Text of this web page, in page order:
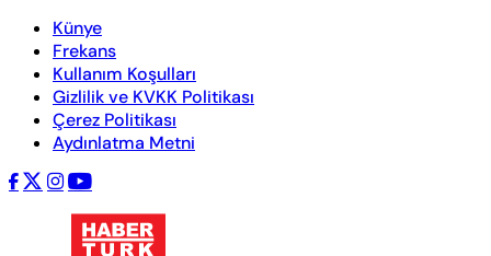
Künye
Frekans
Kullanım Koşulları
Gizlilik ve KVKK Politikası
Çerez Politikası
Aydınlatma Metni